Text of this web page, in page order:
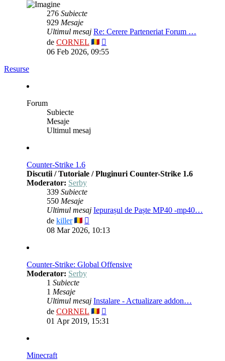
276 Subiecte
929 Mesaje
Ultimul mesaj Re: Cerere Parteneriat Forum …
de CORNEL
ultimul
06 Feb 2026, 09:55
Resurse
Forum
Subiecte
Mesaje
Ultimul mesaj
Counter-Strike 1.6
Discutii / Tutoriale / Pluginuri Counter-Strike 1.6
Moderator: Serby
339 Subiecte
550 Mesaje
Ultimul mesaj Iepurașul de Paște MP40 -mp40…
de killer
ultimul
08 Mar 2026, 10:13
Counter-Strike: Global Offensive
Moderator: Serby
1 Subiecte
1 Mesaje
Ultimul mesaj Instalare - Actualizare addon…
de CORNEL
ultimul
01 Apr 2019, 15:31
Minecraft